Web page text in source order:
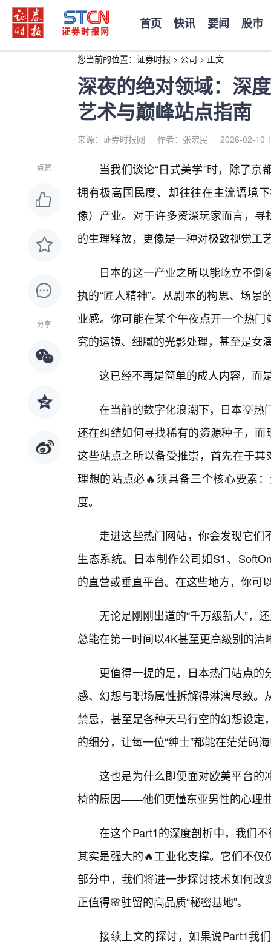
首页 快讯 要闻 股市
您当前的位置： 证券时报 > 公司 > 正文
深夜的绝对领域：深
艺术与巅峰站点指南
来源：证券时报网 作者：张宏民 2026-02-10
点赞
分享
当我们谈论“日式美学”时，除了
拥有极高国民度、却往往在主流语境
像）产业。对于许多资深玩家而言，
的生理释放，更像是一种对极致视觉工
日本的这一产业之所以能屹立不
执的“匠人精神”。从剧本的构思、场
业感。你可能在某个午夜点开一个热
究的运镜、细腻的光影处理，甚至是女
这已经不再是简单的成人内容，而
在当前的数字化浪潮下，日本💡热
还在纠结如何寻找稀有的资源种子，
这些站点之所以备受推崇，首先在于
理想的站点必🔥须具备三个核心要素
度。
走进这些热门网站，你会发现它
生态系统。日本制作公司如S1、
的直营或垂直平台。在这些地方，你可
无论是刚刚出道的“千万级新人”，
总能在第一时间以4K甚至更高级别的清
更值得一提的是，日本热门站点
感、幻想与职场属性拆解得淋漓尽致
禁忌，甚至是各种天马行空的幻想设
的细分，让每一位“绅士”都能在茫茫码
这也是为什么即便面对欧美平台的
椅的原因——他们更懂东亚男性的心理
在这个Part1的深度剖析中，我们
其实是强大的🔥工业化支撑。它们不
部分中，我们将进一步探讨技术如何
正值得🌸驻留的高品质“秘密基地”。
接续上文的探讨，如果说Part1我